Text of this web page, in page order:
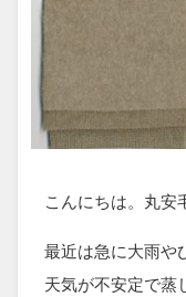
こんにちは。丸安
最近は急に大雨や
天気が不安定で蒸